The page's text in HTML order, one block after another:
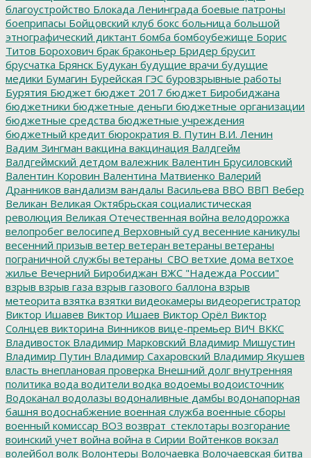
благоустройство Блокада Ленинграда боевые патроны
боеприпасы Бойцовский клуб бокс больница большой
этнографический диктант бомба бомбоубежище Борис
Титов Борохович брак браконьер Бридер брусит
брусчатка Брянск Будукан будущие врачи будущие
медики Бумагин Бурейская ГЭС буровзрывные работы
Бурятия Бюджет бюджет 2017 бюджет Биробиджана
бюджетники бюджетные деньги бюджетные организации
бюджетные средства бюджетные учреждения
бюджетный кредит бюрократия В. Путин В.И. Ленин
Вадим Зингман вакцина вакцинация Валдгейм
Валдгеймский детдом валежник Валентин Брусиловский
Валентин Коровин Валентина Матвиенко Валерий
Дранников вандализм вандалы Васильева ВВО ВВП Вебер
Великан Великая Октябрьская социалистическая
революция Великая Отечественная война велодорожка
велопробег велосипед Верховный суд весенние каникулы
весенний призыв ветер ветеран ветераны ветераны
пограничной службы ветераны_СВО ветхие дома ветхое
жилье Вечерний Биробиджан ВЖС "Надежда России"
взрыв взрыв газа взрыв газового баллона взрыв
метеорита взятка взятки видеокамеры видеорегистратор
Виктор Ишавев Виктор Ишаев Виктор Орёл Виктор
Солнцев викторина Винников вице-премьер ВИЧ ВККС
Владивосток Владимир Марковский Владимир Мишустин
Владимир Путин Владимир Сахаровский Владимир Якушев
власть внеплановая проверка Внешний долг внутренняя
политика вода водители водка водоемы водоисточник
Водоканал водолазы водоналивные дамбы водонапорная
башня водоснабжение военная служба военные сборы
военный комиссар ВОЗ возврат_стеклотары возгорание
воинский учет война война в Сирии Войтенков вокзал
волейбол волк Волонтеры Волочаевка Волочаевская битва